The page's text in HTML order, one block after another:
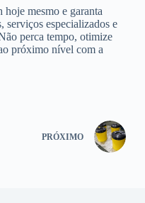
mesmo e garanta
serviços especializados e
perca tempo, otimize
próximo nível com a
PRÓXIMO